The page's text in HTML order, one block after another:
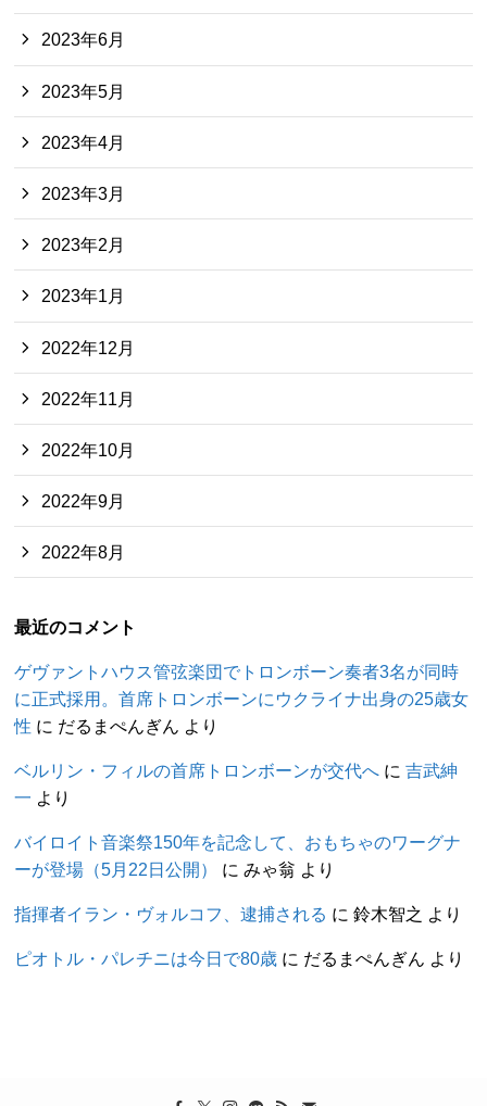
2023年6月
2023年5月
2023年4月
2023年3月
2023年2月
2023年1月
2022年12月
2022年11月
2022年10月
2022年9月
2022年8月
最近のコメント
ゲヴァントハウス管弦楽団でトロンボーン奏者3名が同時
に正式採用。首席トロンボーンにウクライナ出身の25歳女
性 に だるまぺんぎん より
ベルリン・フィルの首席トロンボーンが交代へ に吉武紳
一 より
バイロイト音楽祭150年を記念して、おもちゃのワーグナ
ーが登場（5月22日公開）
にみゃ翁 より
指揮者イラン・ヴォルコフ、逮捕される に鈴木智之 より
ピオトル・パレチニは今日で80歳 に だるまぺんぎん より